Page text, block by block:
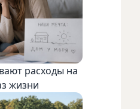
расходы на
жизни